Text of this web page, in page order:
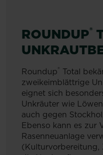
ROUNDUP®
Roundup® Total
zweikeimblättrige
eignet sich
Unkräuter wie
auch gegen
Ebenso kann es zur
Rasenneuanlage
(Kulturvorbereitung,